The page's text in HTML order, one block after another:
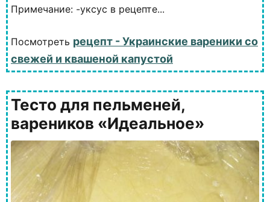
Примечание: -уксус в рецепте...
Посмотреть рецепт - Украинские вареники со
свежей и квашеной капустой
Тесто для пельменей,
вареников «Идеальное»